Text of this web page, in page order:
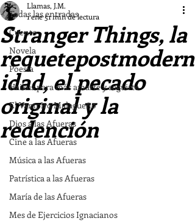
Todas las entradas
Cuento
Novela
Poesía
Haikus para más amarte y seguirte
El Vampiro Malagueño
Dios a las Afueras
Cine a las Afueras
Música a las Afueras
Patrística a las Afueras
María de las Afueras
Mes de Ejercicios Ignacianos
Stranger Things, la
requetepostmodern
idad, el pecado
original y la
redención
Llamas, J.M.
1 ene 51 min de lectura